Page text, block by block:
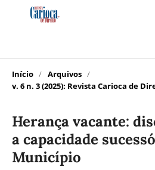
Início / Arquivos /
v. 6 n. 3 (2025): Revista Carioca de
Herança vacante:
a capacidade
Município